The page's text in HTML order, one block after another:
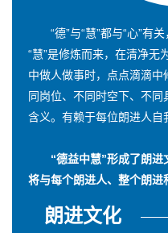
“德”与“慧”都与“心”有
“慧”是修炼而来，在清净无
中做人做事时，点点滴滴
同岗位、不同时空下、不
含义。有赖于每位朗进人自
“德益中慧”形成了朗
将与每个朗进人、整个朗进
朗进文化